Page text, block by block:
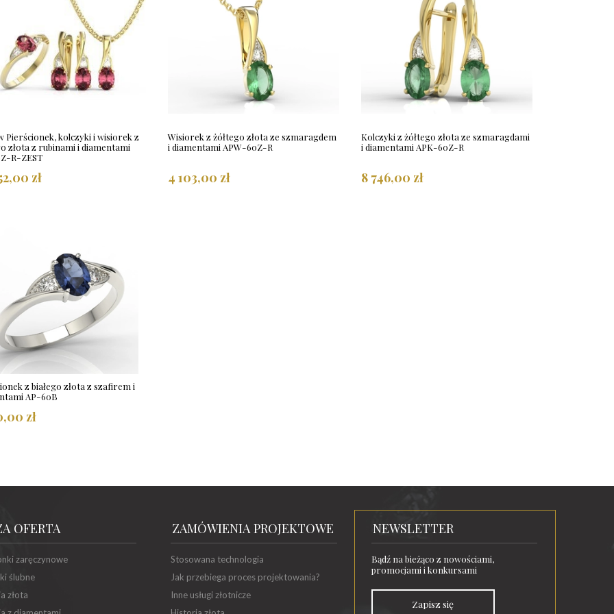
Pierścionek, kolczyki i wisiorek z
złota z rubinami i diamentami
R-ZEST
zł
Wisiorek z żółtego złota ze szmaragdem
i diamentami APW-60Z-R
4 103,00 zł
Kolczyki z żółtego złota ze szmaragdami
i diamentami APK-60Z-R
8 746,00 zł
z białego złota z szafirem i
AP-60B
zł
OFERTA
zaręczynowe
ślubne
złota
ZAMÓWIENIA PROJEKTOWE
Stosowana technologia
Jak przebiega proces projektowania?
Inne usługi złotnicze
NEWSLETTER
Bądź na bieżąco z nowościami,
promocjami i konkursami
Zapisz się